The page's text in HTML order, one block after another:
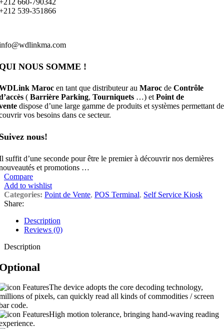
539-351866
NOUS SOMME !
Maroc en tant que distributeur au Maroc de Contrôle
( Barrière Parking, Tourniquets …) etPoint de
dispose d’une large gamme de produits et systèmes permettant de
vos besoins dans ce secteur.
nous!
suffit d’une seconde pour être le premier à découvrir nos dernières
et promotions …
Compare
Add to wishlist
Categories: Point de Vente, POS Terminal, Self Service Kiosk
Share:
Description
Reviews (0)
Description
The device adopts the core decoding technology,
of pixels, can quickly read all kinds of commodities / screen
code.
High motion tolerance, bringing hand-waving reading